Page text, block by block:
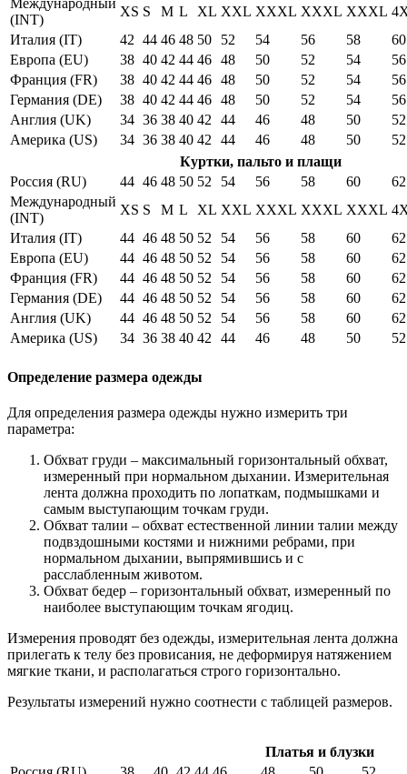
Международный
(INT)
XS S M L XL XXL XXXL XXXL XXXL
Италия (IT)
42 44 46 48 50 52 54 56 58
60
Европа (EU)
38 40 42 44 46 48 50 52 54
56
Франция (FR)
38 40 42 44 46 48 50 52 54
56
Германия (DE)
38 40 42 44 46 48 50 52 54
56
Англия (UK)
34 36 38 40 42 44 46 48 50
52
Америка (US)
34 36 38 40 42 44 46 48 50
52
Куртки, пальто и плащи
Россия (RU)
44 46 48 50 52 54 56 58 60
62
Международный
(INT)
XS S M L XL XXL XXXL XXXL XXXL
Италия (IT)
44 46 48 50 52 54 56 58 60
62
Европа (EU)
44 46 48 50 52 54 56 58 60
62
Франция (FR)
44 46 48 50 52 54 56 58 60
62
Германия (DE)
44 46 48 50 52 54 56 58 60
62
Англия (UK)
44 46 48 50 52 54 56 58 60
62
Америка (US)
34 36 38 40 42 44 46 48 50 52
Определение размера одежды
Для определения размера одежды нужно измерить три
параметра:
Обхват груди – максимальный горизонтальный обхват,
измеренный при нормальном дыхании. Измерительная
лента должна проходить по лопаткам, подмышками и
самым выступающим точкам груди.
Обхват талии – обхват естественной линии талии между
подвздошными костями и нижними ребрами, при
нормальном дыхании, выпрямившись и с
расслабленным животом.
Обхват бедер – горизонтальный обхват, измеренный по
наиболее выступающим точкам ягодиц.
Измерения проводят без одежды, измерительная лента должна
прилегать к телу без провисания, не деформируя натяжением
мягкие ткани, и располагаться строго горизонтально.
Результаты измерений нужно соотнести с таблицей размеров.
Платья и блузки